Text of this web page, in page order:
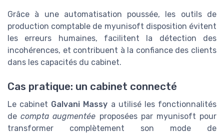
Grâce à une automatisation poussée, les outils de
production comptable de myunisoft disposition évitent
les erreurs humaines, facilitent la détection des
incohérences, et contribuent à la confiance des clients
dans les capacités du cabinet.
Cas pratique: un cabinet connecté
Le cabinet Galvani Massy a utilisé les fonctionnalités
decompta augmentée proposées par myunisoft pour
transformer complètement son mode de